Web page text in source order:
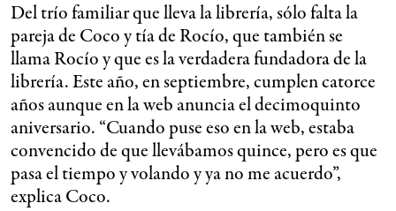
Del trío familiar que lleva la librería, sólo falta la
pareja de Coco y tía de Rocío, que también se
llama Rocío y que es la verdadera fundadora de la
librería. Este año, en septiembre, cumplen catorce
años aunque en la web anuncia el decimoquinto
aniversario. “Cuando puse eso en la web, estaba
convencido de que llevábamos quince, pero es que
pasa el tiempo y volando y ya no me acuerdo”,
explica Coco.